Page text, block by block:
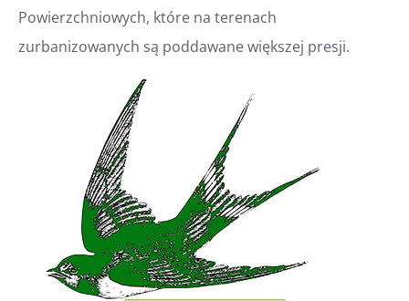
Powierzchniowych, które na terenach
zurbanizowanych są poddawane większej presji.